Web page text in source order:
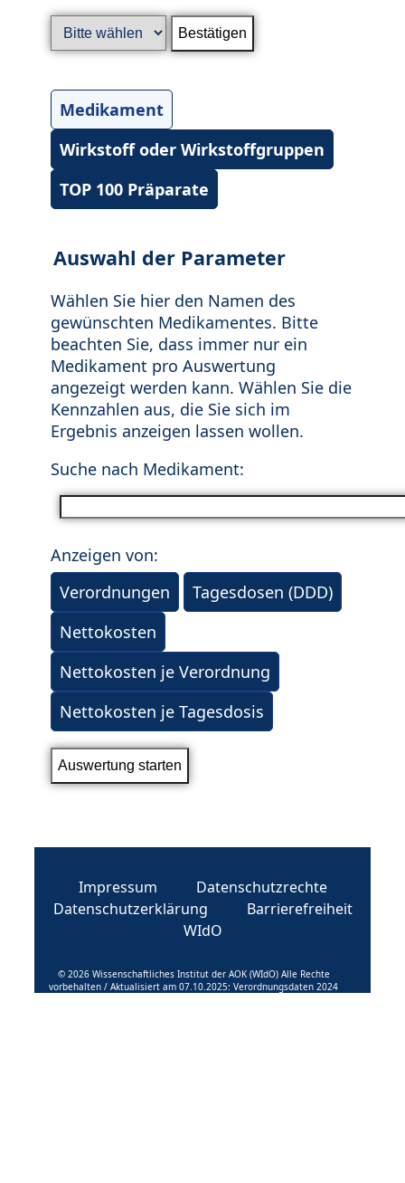
Medikament
Wirkstoff oder Wirkstoffgruppen
TOP 100 Präparate
Auswahl der Parameter
Wählen Sie hier den Namen des
gewünschten Medikamentes. Bitte
beachten Sie, dass immer nur ein
Medikament pro Auswertung
angezeigt werden kann. Wählen Sie die
Kennzahlen aus, die Sie sich im
Ergebnis anzeigen lassen wollen.
Suche nach Medikament:
Anzeigen von:
Verordnungen
Tagesdosen (DDD)
Nettokosten
Nettokosten je Verordnung
Nettokosten je Tagesdosis
Impressum
Datenschutzrechte
Datenschutzerklärung
Barrierefreiheit
WIdO
© 2026 Wissenschaftliches Institut der AOK (WIdO) Alle Rechte
vorbehalten / Aktualisiert am 07.10.2025: Verordnungsdaten 2024